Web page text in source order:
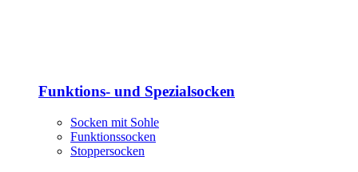
Funktions- und Spezialsocken
Socken mit Sohle
Funktionssocken
Stoppersocken